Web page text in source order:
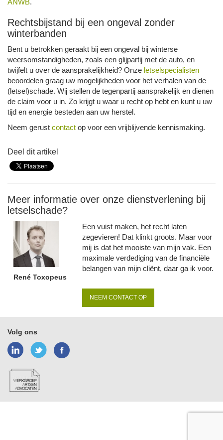
ANWB.
Rechtsbijstand bij een ongeval zonder
winterbanden
Bent u betrokken geraakt bij een ongeval bij winterse
weersomstandigheden, zoals een glijpartij met de auto, en
twijfelt u over de aansprakelijkheid? Onze letselspecialisten
beoordelen graag uw mogelijkheden voor het verhalen van de
(letsel)schade. Wij stellen de tegenpartij aansprakelijk en dienen
de claim voor u in. Zo krijgt u waar u recht op hebt en kunt u uw
tijd en energie besteden aan uw herstel.
Neem gerust contact op voor een vrijblijvende kennismaking.
Deel dit artikel
Meer informatie over onze dienstverlening bij
letselschade?
René Toxopeus
Een vuist maken, het recht laten
zegevieren! Dat klinkt groots. Maar voor
mij is dat het mooiste van mijn vak. Een
maximale verdediging van de financiële
belangen van mijn cliënt, daar ga ik voor.
NEEM CONTACT OP
Volg ons